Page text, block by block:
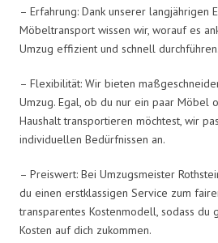
– Erfahrung: Dank unserer langjährigen
Möbeltransport wissen wir, worauf es
Umzug effizient und schnell durchführen.
– Flexibilität: Wir bieten
Umzug. Egal, ob du nur ein paar Möbel
Haushalt transportieren möchtest, wir
individuellen Bedürfnissen an.
– Preiswert: Bei Umzugsmeister
du einen erstklassigen Service zum
transparentes Kostenmodell, sodass du
Kosten auf dich zukommen.